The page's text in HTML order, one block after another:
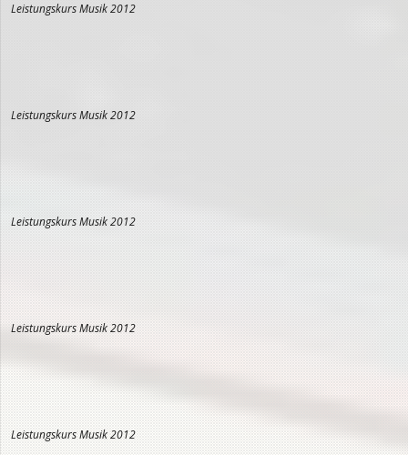
Leistungskurs Musik 2012
Leistungskurs Musik 2012
Leistungskurs Musik 2012
Leistungskurs Musik 2012
Leistungskurs Musik 2012